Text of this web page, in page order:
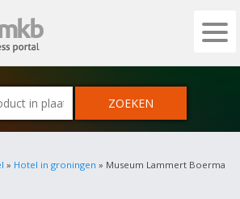
OPENMKB - DE ZAKELIJKE PORTAL
» Hotel in groningen » Museum Lammert Boerma